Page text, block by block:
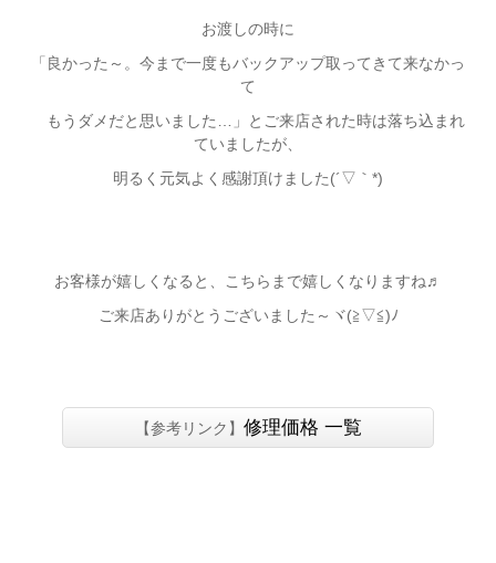
お渡しの時に
「良かった～。今まで一度もバックアップ取ってきて来なかっ
て
もうダメだと思いました…」とご来店された時は落ち込まれ
ていましたが、
明るく元気よく感謝頂けました(´▽｀*)
お客様が嬉しくなると、こちらまで嬉しくなりますね♬
ご来店ありがとうございました～ヾ(≧▽≦)ﾉ
【参考リンク】 修理価格 一覧